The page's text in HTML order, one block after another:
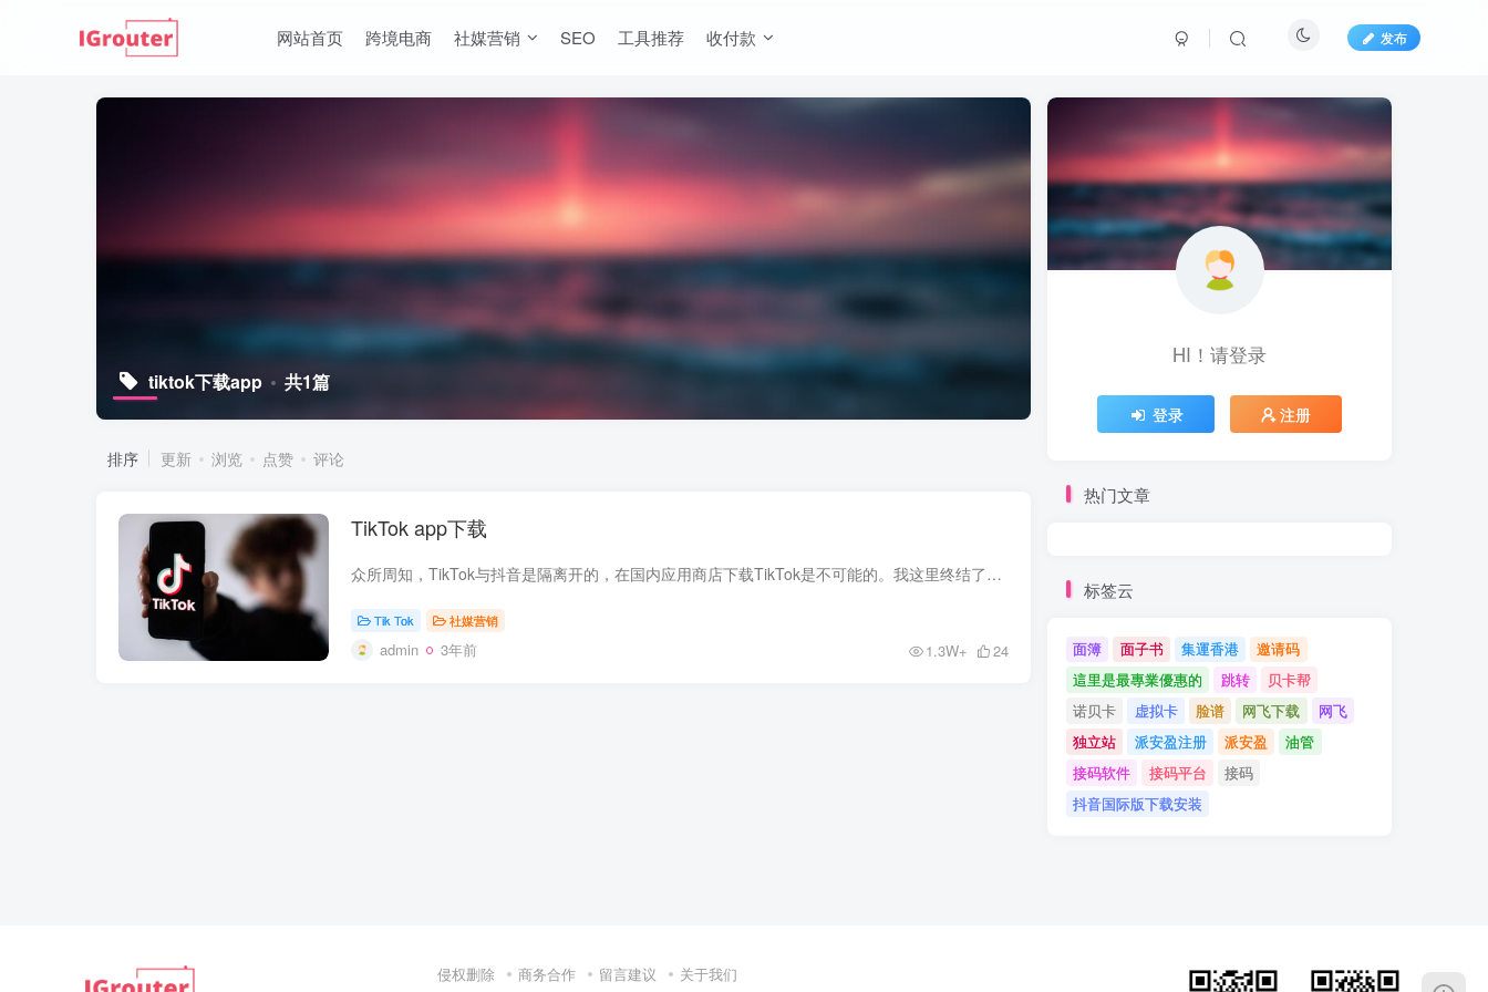
网站首页 跨境电商 社媒营销 SEO 工具推荐 收付款 发布
tiktok下载app 共1篇
排序 更新 浏览 点赞 评论
TikTok app下载
众所周知，TikTok与抖音是隔离开的，在国内应用商店下载TikTok是不可能的。我这里终结了TikTok的下载方法，稍显复杂，只要是认真一点，基本没有什么压力。
Tik Tok 社媒营销
admin 3年前 1.3W+ 24
HI！请登录
登录 注册
热门文章
标签云
面簿 面子书 集運香港
邀请码
這里是最專業優惠的
跳转
贝卡帮
诺贝卡
虚拟卡 脸谱 网飞下载
网飞
独立站
派安盈注册 派安盈
油管
接码软件
接码平台
接码
抖音国际版下载安装
侵权删除 商务合作 留言建议 关于我们